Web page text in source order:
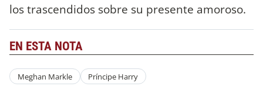
los trascendidos sobre su presente amoroso.
EN ESTA NOTA
Meghan Markle Príncipe Harry